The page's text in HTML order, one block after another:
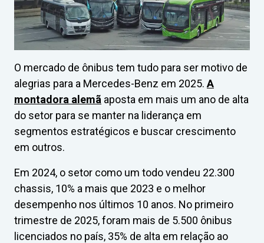
O mercado de ônibus tem tudo para ser motivo de
alegrias para a Mercedes-Benz em 2025. A
montadora alemã aposta em mais um ano de alta
do setor para se manter na liderança em
segmentos estratégicos e buscar crescimento
em outros.
Em 2024, o setor como um todo vendeu 22.300
chassis, 10% a mais que 2023 e o melhor
desempenho nos últimos 10 anos. No primeiro
trimestre de 2025, foram mais de 5.500 ônibus
licenciados no país, 35% de alta em relação ao